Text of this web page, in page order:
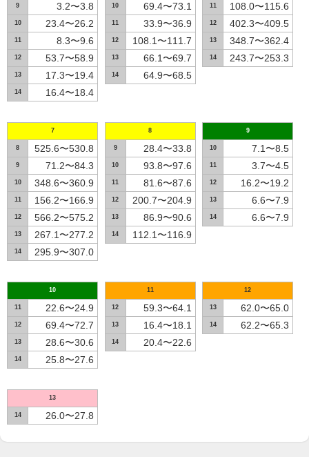
9 3.2〜3.8
10 23.4〜26.2
11 8.3〜9.6
12 53.7〜58.9
13 17.3〜19.4
14 16.4〜18.4
10 69.4〜73.1
11 33.9〜36.9
12 108.1〜111.7
13 66.1〜69.7
14 64.9〜68.5
11 108.0〜115.6
12 402.3〜409.5
13 348.7〜362.4
14 243.7〜253.3
7
8 525.6〜530.8
9 71.2〜84.3
10 348.6〜360.9
11 156.2〜166.9
12 566.2〜575.2
13 267.1〜277.2
14 295.9〜307.0
8
9 28.4〜33.8
10 93.8〜97.6
11 81.6〜87.6
12 200.7〜204.9
13 86.9〜90.6
14 112.1〜116.9
9
10 7.1〜8.5
11 3.7〜4.5
12 16.2〜19.2
13 6.6〜7.9
14 6.6〜7.9
10
11 22.6〜24.9
12 69.4〜72.7
13 28.6〜30.6
14 25.8〜27.6
11
12 59.3〜64.1
13 16.4〜18.1
14 20.4〜22.6
12
13 62.0〜65.0
14 62.2〜65.3
13
14 26.0〜27.8